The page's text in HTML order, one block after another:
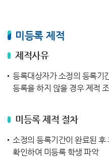
미등록 제적
제적사유
등록대상자가 소정의 등록기
등록을 하지 않을 경우 제적 조
미등록 제적 절차
소정의 등록기간이 완료된
확인하여 미등록 학생 파악